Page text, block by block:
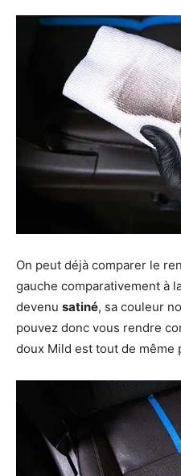
On peut déjà comparer le
gauche comparativement à
devenu satiné, sa couleur
pouvez donc vous rendre
doux Mild est tout de même